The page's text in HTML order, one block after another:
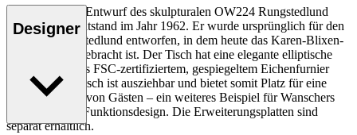
Ole Wanschers Entwurf des skulpturalen OW224 Rungstedlund
Dining Table entstand im Jahr 1962. Er wurde ursprünglich für den
Landsitz Rungstedlund entworfen, in dem heute das Karen-Blixen-
Museum untergebracht ist. Der Tisch hat eine elegante elliptische
Form und ist aus FSC-zertifiziertem, gespiegeltem Eichenfurnier
gefertigt. Der Tisch ist ausziehbar und bietet somit Platz für eine
flexible Anzahl von Gästen – ein weiteres Beispiel für Wanschers
ausgeklügeltes Funktionsdesign. Die Erweiterungsplatten sind
separat erhältlich.
Designer